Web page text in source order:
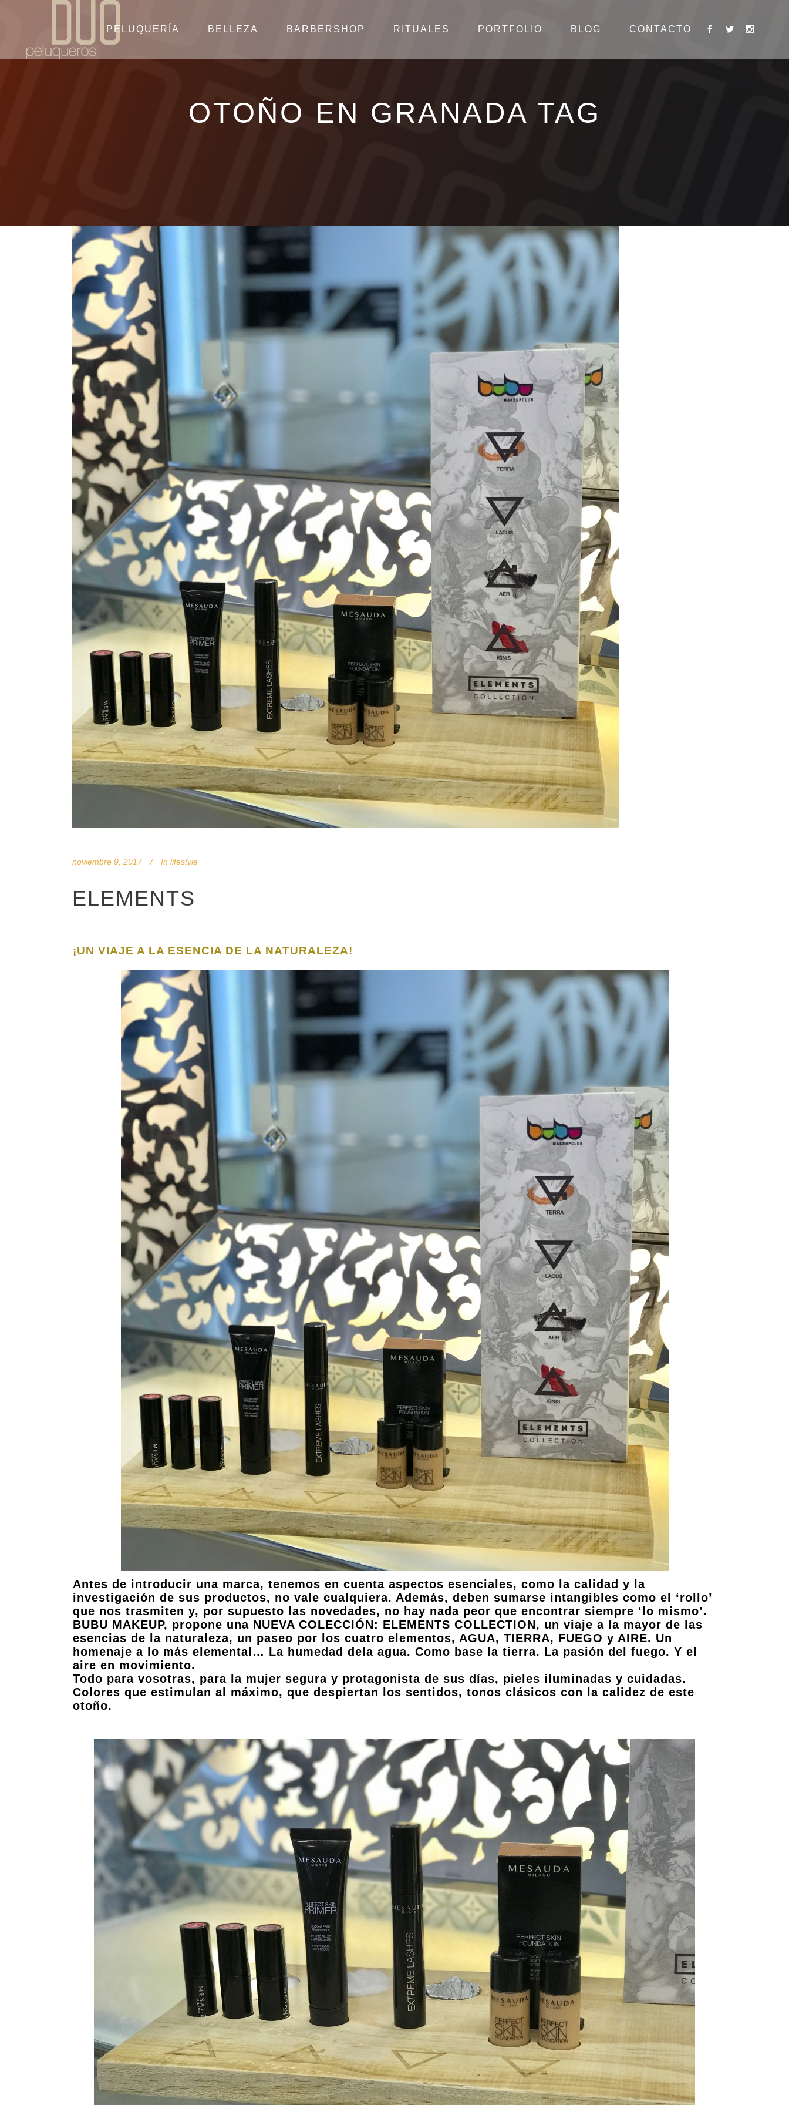
PELUQUERÍA BELLEZA BARBERSHOP RITUALES PORTFOLIO BLOG CONTACTO
OTOÑO EN GRANADA TAG
noviembre 9, 2017 In lifestyle
ELEMENTS
¡UN VIAJE A LA ESENCIA DE LA NATURALEZA!
Antes de introducir una marca, tenemos en cuenta aspectos esenciales, como la calidad y la
investigación de sus productos, no vale cualquiera. Además, deben sumarse intangibles como el ‘rollo’
que nos trasmiten y, por supuesto las novedades, no hay nada peor que encontrar siempre ‘lo mismo’.
BUBU MAKEUP, propone una NUEVA COLECCIÓN: ELEMENTS COLLECTION, un viaje a la mayor de las
esencias de la naturaleza, un paseo por los cuatro elementos, AGUA, TIERRA, FUEGO y AIRE. Un
homenaje a lo más elemental… La humedad dela agua. Como base la tierra. La pasión del fuego. Y el
aire en movimiento.
Todo para vosotras, para la mujer segura y protagonista de sus días, pieles iluminadas y cuidadas.
Colores que estimulan al máximo, que despiertan los sentidos, tonos clásicos con la calidez de este
otoño.